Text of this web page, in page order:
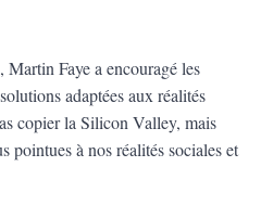
Faye a encouragé les
adaptées aux réalités
copier la Silicon Valley, mais
pointues à nos réalités sociales et